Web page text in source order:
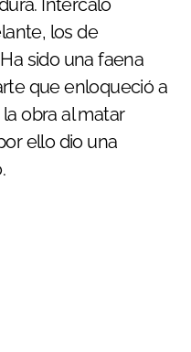
los de
sido una faena
que enloqueció a
obra al matar
ello dio una